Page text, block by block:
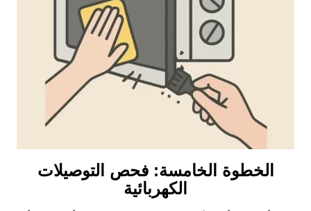
الخطوة الخامسة: فحص التوصيلات
الكهربائية